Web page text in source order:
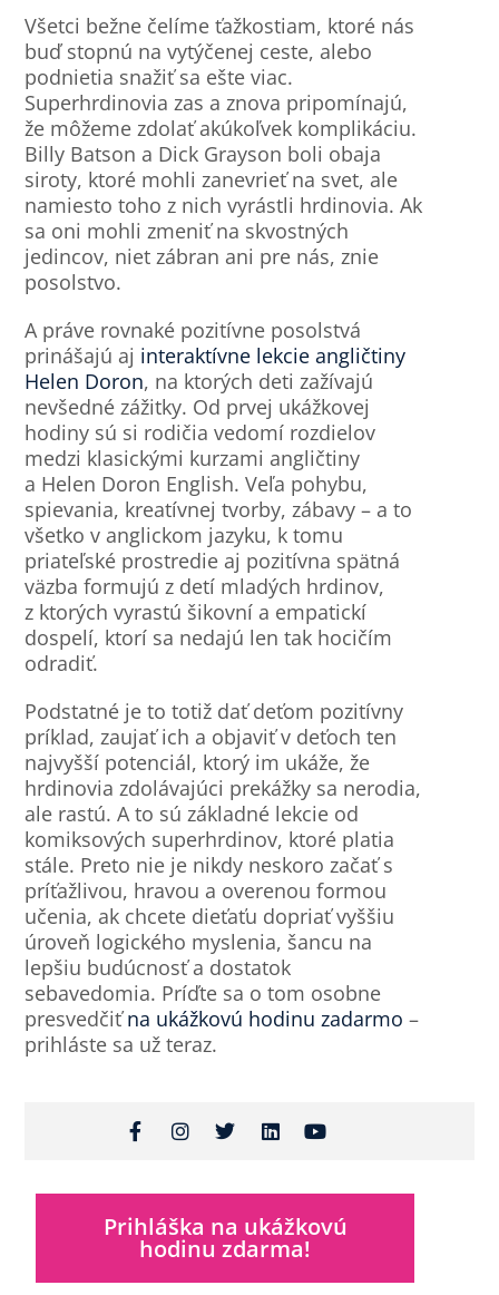
Všetci bežne čelíme ťažkostiam, ktoré nás
buď stopnú na vytýčenej ceste, alebo
podnietia snažiť sa ešte viac.
Superhrdinovia zas a znova pripomínajú,
že môžeme zdolať akúkoľvek komplikáciu.
Billy Batson a Dick Grayson boli obaja
siroty, ktoré mohli zanevrieť na svet, ale
namiesto toho z nich vyrástli hrdinovia. Ak
sa oni mohli zmeniť na skvostných
jedincov, niet zábran ani pre nás, znie
posolstvo.
A práve rovnaké pozitívne posolstvá
prinášajú aj interaktívne lekcie angličtiny
Helen Doron, na ktorých deti zažívajú
nevšedné zážitky. Od prvej ukážkovej
hodiny sú si rodičia vedomí rozdielov
medzi klasickými kurzami angličtiny
a Helen Doron English. Veľa pohybu,
spievania, kreatívnej tvorby, zábavy – a to
všetko v anglickom jazyku, k tomu
priateľské prostredie aj pozitívna spätná
väzba formujú z detí mladých hrdinov,
z ktorých vyrastú šikovní a empatickí
dospelí, ktorí sa nedajú len tak hocičím
odradiť.
Podstatné je to totiž dať deťom pozitívny
príklad, zaujať ich a objaviť v deťoch ten
najvyšší potenciál, ktorý im ukáže, že
hrdinovia zdolávajúci prekážky sa nerodia,
ale rastú. A to sú základné lekcie od
komiksových superhrdinov, ktoré platia
stále. Preto nie je nikdy neskoro začať s
príťažlivou, hravou a overenou formou
učenia, ak chcete dieťaťu dopriať vyššiu
úroveň logického myslenia, šancu na
lepšiu budúcnosť a dostatok
sebavedomia. Príďte sa o tom osobne
presvedčiťna ukážkovú hodinu zadarmo –
prihláste sa už teraz.
Prihláška na ukážkovú
hodinu zdarma!